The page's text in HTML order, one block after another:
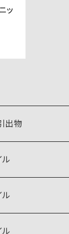
ッ
出物
ル
ル
ル